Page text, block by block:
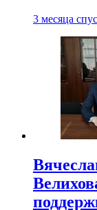
3 месяца